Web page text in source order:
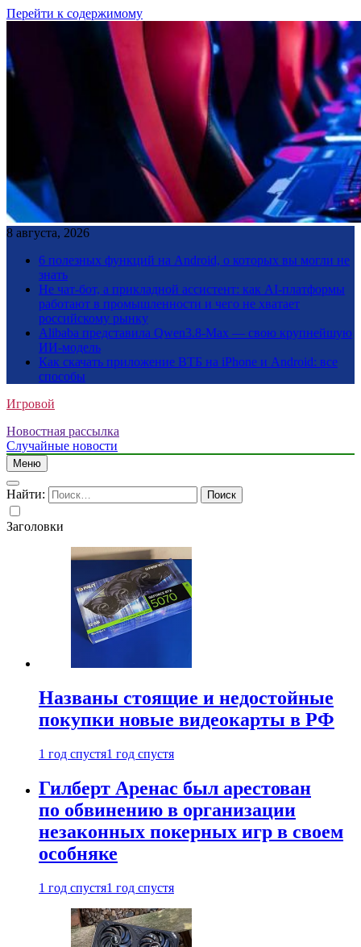
Перейти к содержимому
8 августа, 2026
6 полезных функций на Android, о которых вы могли не
знать
Не чат-бот, а прикладной ассистент: как AI-платформы
работают в промышленности и чего не хватает
российскому рынку
Alibaba представила Qwen3.8-Max — свою крупнейшую
ИИ-модель
Как скачать приложение ВТБ на iPhone и Android: все
способы
Игровой
Новостная рассылка
Случайные новости
Меню
Найти:
Заголовки
Названы стоящие и недостойные
покупки новые видеокарты в РФ
1 год спустя1 год спустя
Гилберт Аренас был арестован
по обвинению в организации
незаконных покерных игр в своем
особняке
1 год спустя1 год спустя